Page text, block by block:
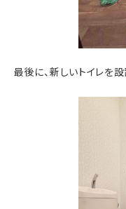
最後に、新しいトイレを設